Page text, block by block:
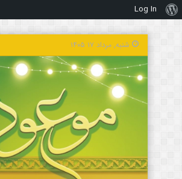
درباره
وردپرس
Log In
شنبه, مرداد ۱۷ ۱۴۰۵